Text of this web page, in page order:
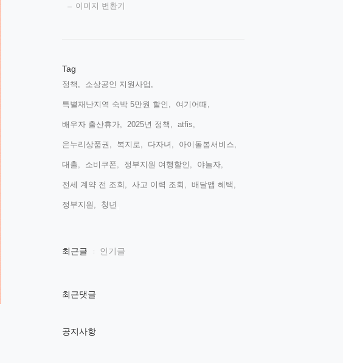
이미지 변환기
Tag
정책, 소상공인 지원사업,
특별재난지역 숙박 5만원 할인, 여기어때,
배우자 출산휴가, 2025년 정책, atfis,
온누리상품권, 복지로, 다자녀, 아이돌봄서비스,
대출, 소비쿠폰, 정부지원 여행할인, 야놀자,
전세 계약 전 조회, 사고 이력 조회, 배달앱 혜택,
정부지원, 청년,
최
인
최근글 인기글
최근댓글
공지사항